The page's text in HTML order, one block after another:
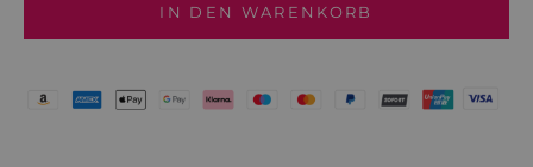
IN DEN WARENKORB